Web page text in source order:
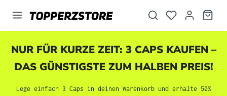
springen
NUR FÜR KURZE ZEIT: 3 CAPS KAUFEN –
DAS GÜNSTIGSTE ZUM HALBEN PREIS!
Lege einfach 3 Caps in deinen Warenkorb und erhalte 50%